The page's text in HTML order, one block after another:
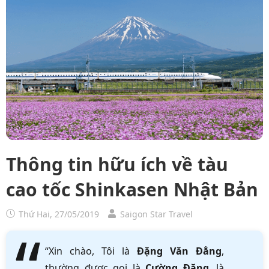
Thông tin hữu ích về tàu
cao tốc Shinkasen Nhật Bản
Thứ Hai, 27/05/2019 Saigon Star Travel
“Xin chào, Tôi là Đặng Văn Đẳng,